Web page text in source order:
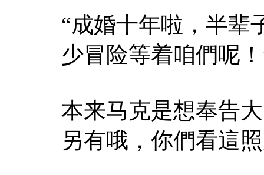
“成婚十年啦，半辈
少冒险等着咱們呢
本来马克是想奉告
另有哦，你們看這